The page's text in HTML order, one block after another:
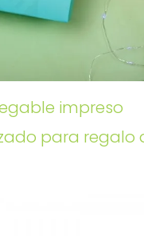
impreso
para regalo